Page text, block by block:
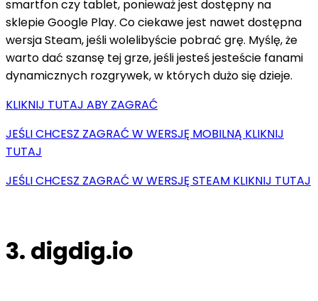
smartfon czy tablet, ponieważ jest dostępny na
sklepie Google Play. Co ciekawe jest nawet dostępna
wersja Steam, jeśli wolelibyście pobrać grę. Myślę, że
warto dać szansę tej grze, jeśli jesteś jesteście fanami
dynamicznych rozgrywek, w których dużo się dzieje.
KLIKNIJ TUTAJ ABY ZAGRAĆ
JEŚLI CHCESZ ZAGRAĆ W WERSJĘ MOBILNĄ KLIKNIJ
TUTAJ
JEŚLI CHCESZ ZAGRAĆ W WERSJĘ STEAM KLIKNIJ TUTAJ
3. digdig.io